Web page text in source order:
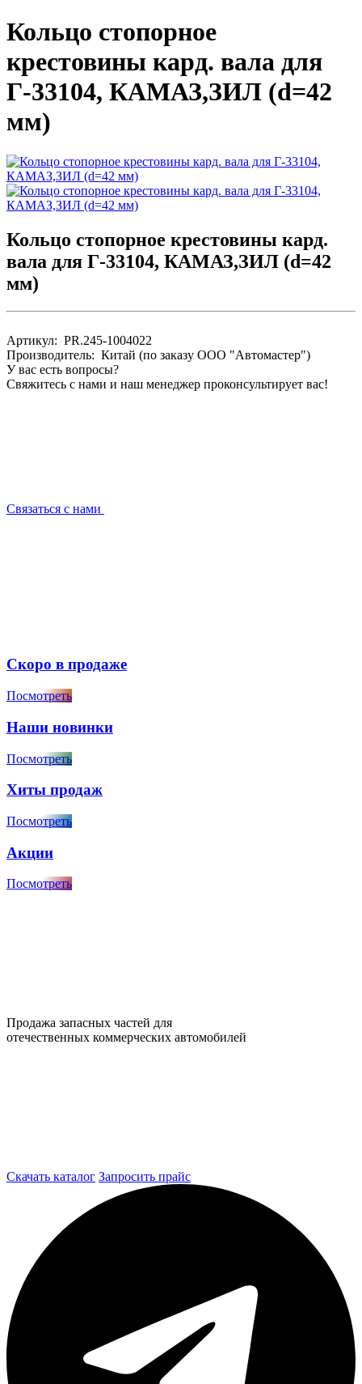
Кольцо стопорное
крестовины кард. вала для
Г-33104, КАМАЗ,ЗИЛ (d=42
мм)
Кольцо стопорное крестовины кард.
вала для Г-33104, КАМАЗ,ЗИЛ (d=42
мм)
Артикул: PR.245-1004022
Производитель: Китай (по заказу ООО "Автомастер")
У вас есть вопросы?
Свяжитесь с нами и наш менеджер проконсультирует вас!
Связаться с нами
Скоро в продаже
Посмотреть
Наши новинки
Посмотреть
Хиты продаж
Посмотреть
Акции
Посмотреть
Продажа запасных частей для
отечественных коммерческих автомобилей
Скачать каталог Запросить прайс